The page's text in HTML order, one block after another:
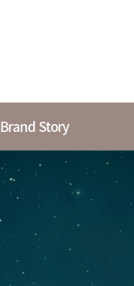
Brand Story